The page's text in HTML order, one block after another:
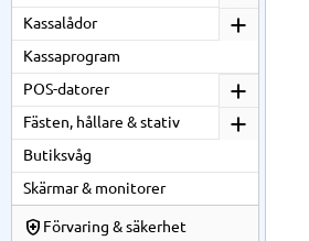
Kassalådor
Kassaprogram
POS-datorer
Fästen, hållare & stativ
Butiksvåg
Skärmar & monitorer
Förvaring & säkerhet